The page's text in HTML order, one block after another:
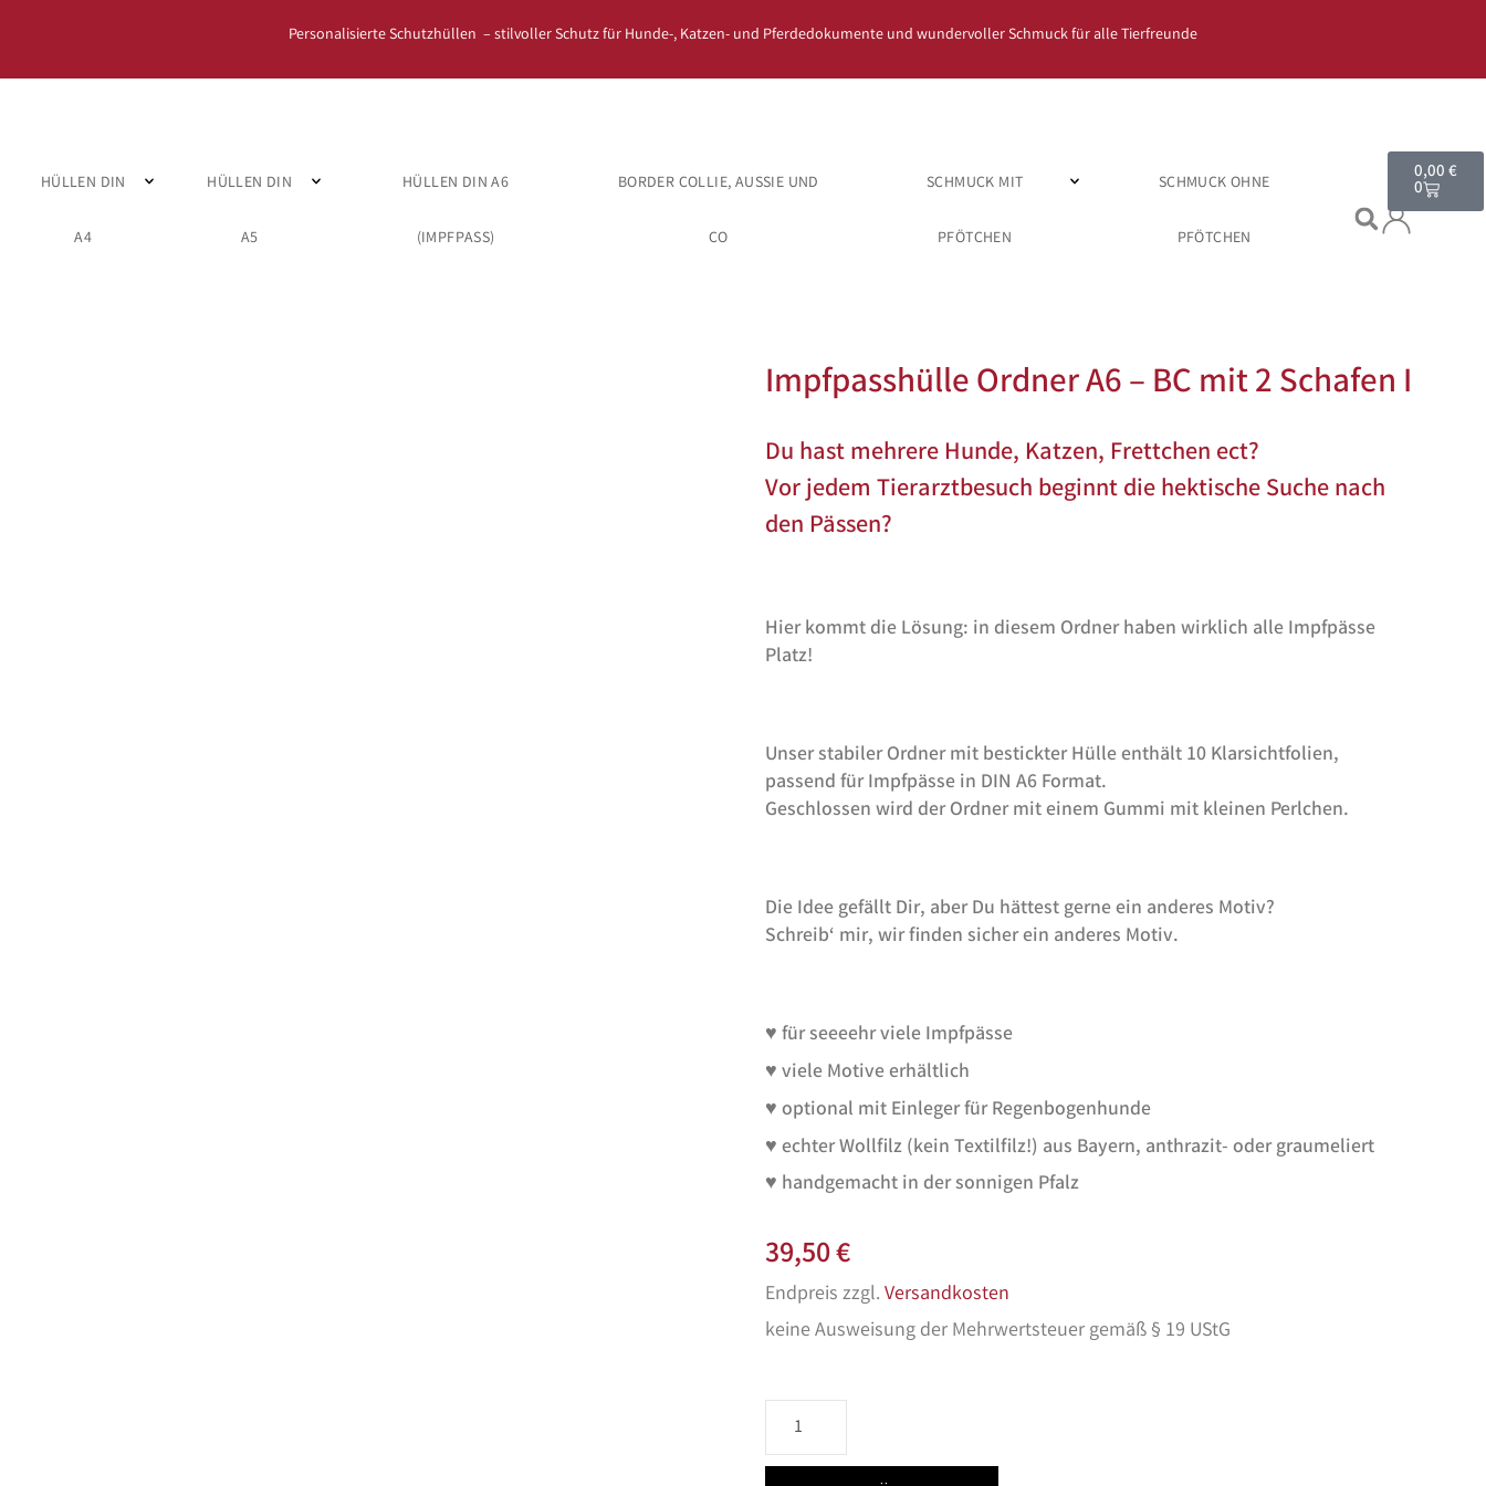
Personalisierte Schutzhüllen – stilvoller Schutz für Hunde-, Katzen- und Pferdedokumente und wundervoller Schmuck für alle Tierfreunde
HÜLLEN DIN
A4
HÜLLEN DIN
A5
HÜLLEN DIN A6
(IMPFPASS)
BORDER COLLIE, AUSSIE UND
CO
SCHMUCK MIT
PFÖTCHEN
SCHMUCK OHNE
PFÖTCHEN
0,00€
0
Impfpasshülle Ordner A6 – BC mit 2 Schafen I
Du hast mehrere Hunde, Katzen, Frettchen ect?
Vor jedem Tierarztbesuch beginnt die hektische Suche nach
den Pässen?
Hier kommt die Lösung: in diesem Ordner haben wirklich alle Impfpässe
Platz!
Unser stabiler Ordner mit bestickter Hülle enthält 10 Klarsichtfolien,
passend für Impfpässe in DIN A6 Format.
Geschlossen wird der Ordner mit einem Gummi mit kleinen Perlchen.
Die Idee gefällt Dir, aber Du hättest gerne ein anderes Motiv?
Schreib‘ mir, wir finden sicher ein anderes Motiv.
♥ für seeeehr viele Impfpässe
♥ viele Motive erhältlich
♥ optional mit Einleger für Regenbogenhunde
♥ echter Wollfilz (kein Textilfilz!) aus Bayern, anthrazit- oder graumeliert
♥ handgemacht in der sonnigen Pfalz
39,50€
Endpreis zzgl.Versandkosten
keine Ausweisung der Mehrwertsteuer gemäß § 19 UStG